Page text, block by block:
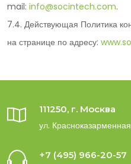
mail: info@socintech.com.
7.4. Действующая Политика
на странице по адресу:
111250, г. Москва
ул.
+7 (495) 966-20-57